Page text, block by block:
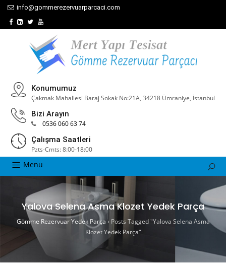
info@gommerezervuarparcaci.com
Konumumuz
Çakmak Mahallesi Baraj Sokak No:21A, 34218 Ümraniye, İstanbul
Bizi Arayın
0536 060 63 74
Çalışma Saatleri
Pzts-Cmts: 8:00-18:00
Menu
Yalova Selena Asma Klozet Yedek Parça
Gömme Rezervuar Yedek Parça› Posts Tagged "Yalova Selena Asma
Klozet Yedek Parça"